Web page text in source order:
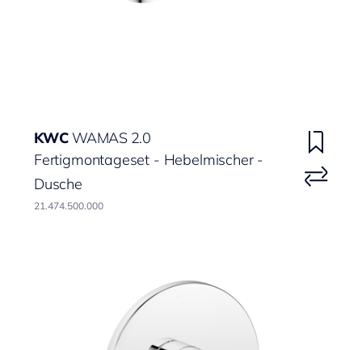
KWCWAMAS 2.0
Fertigmontageset - Hebelmischer -
Dusche
21.474.500.000